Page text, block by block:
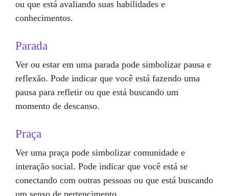
ou que está avaliando suas habilidades e
conhecimentos.
Parada
Ver ou estar em uma parada pode simbolizar pausa e
reflexão. Pode indicar que você está fazendo uma
pausa para refletir ou que está buscando um
momento de descanso.
Praça
Ver uma praça pode simbolizar comunidade e
interação social. Pode indicar que você está se
conectando com outras pessoas ou que está buscando
um senso de pertencimento.